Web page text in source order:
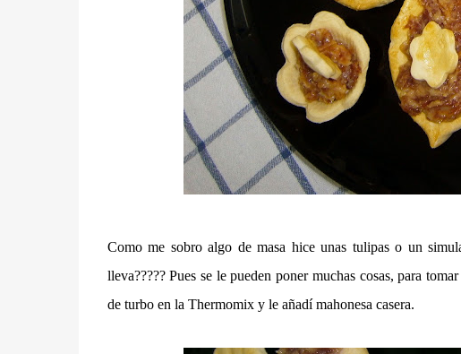
Como me sobro algo de masa hice unas tulipas o un
lleva????? Pues se le pueden poner muchas cosas, para
de turbo en la Thermomix y le añadí mahonesa casera.